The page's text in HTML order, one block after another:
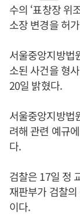
수의 ‘표창장 위
소장 변경을 허
서울중앙지방법
소된 사건을 형
20일 밝혔다.
서울중앙지방법
려해 관련 예규
다.
검찰은 17일 정
재판부가 검찰
이다.